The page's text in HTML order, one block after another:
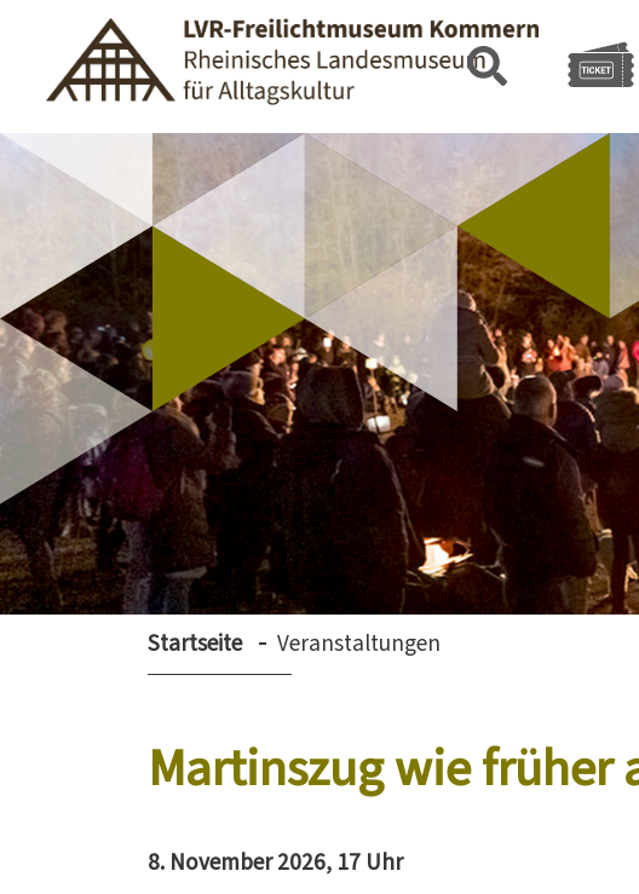
Startseite Veranstaltungen
Martinszug wie früher
8. November 2026, 17 Uhr